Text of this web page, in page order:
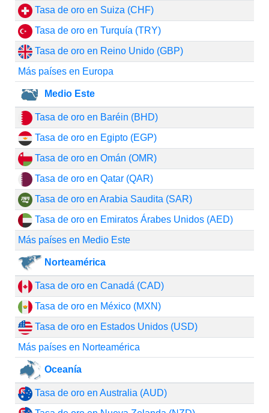
Tasa de oro en Suiza (CHF)
Tasa de oro en Turquía (TRY)
Tasa de oro en Reino Unido (GBP)
Más países en Europa
Medio Este
Tasa de oro en Baréin (BHD)
Tasa de oro en Egipto (EGP)
Tasa de oro en Omán (OMR)
Tasa de oro en Qatar (QAR)
Tasa de oro en Arabia Saudita (SAR)
Tasa de oro en Emiratos Árabes Unidos (AED)
Más países en Medio Este
Norteamérica
Tasa de oro en Canadá (CAD)
Tasa de oro en México (MXN)
Tasa de oro en Estados Unidos (USD)
Más países en Norteamérica
Oceanía
Tasa de oro en Australia (AUD)